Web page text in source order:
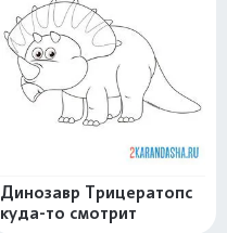
Динозавр Трицератопс
куда-то смотрит